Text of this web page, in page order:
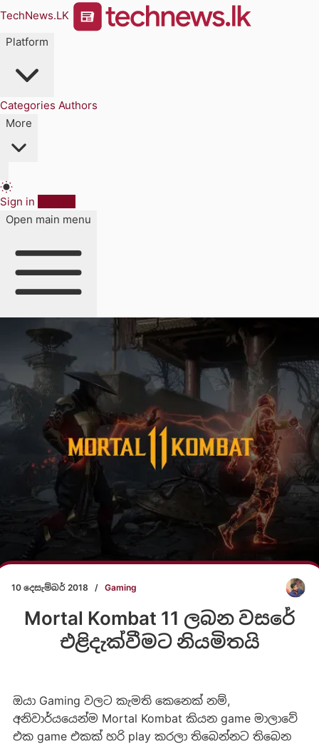
TechNews.LK
Platform
Categories Authors
More
Sign in
Open main menu
10 දෙසැම්බර් 2018 / Gaming
Mortal Kombat 11 ලබන වසරේ
එළිදැක්වීමට නියමිතයි
ඔයා Gaming වලට කැමති කෙනෙක් නම්,
අනිවාර්යයෙන්ම Mortal Kombat කියන game මාලාවේ
එක game එකක් හරි play කරලා තිබෙන්නට තිබෙන